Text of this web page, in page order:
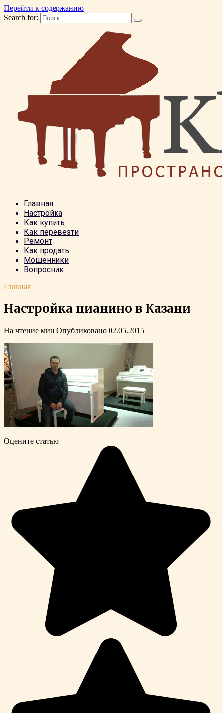
Перейти к содержанию
Search for:
Главная
Настройка
Как купить
Как перевезти
Ремонт
Как продать
Мошенники
Вопросник
Главная
Настройка пианино в Казани
На чтение мин Опубликовано 02.05.2015
Оцените статью